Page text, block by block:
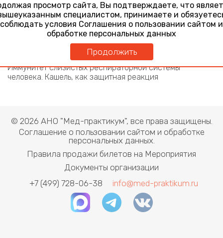
Участие в конференциях
Респираторные инфекции и бронхолегочные
заболевания. Современная диагностика, лечение и
Иммунитет слизистых респираторной системы
человека. Кашель, как защитная реакция
© 2026 АНО "Мед-практикум", все права защищены.
Соглашение о пользовании сайтом и обработке
персональных данных.
Правила продажи билетов на Мероприятия
Документы организации
+7 (499) 728-06-38
info@med-praktikum.ru
просмотр сайта, Вы подтверждаете, что
специалистом, принимаете и
соблюдать условия Соглашения о пользовании сайтом и
обработке персональных данных
Продолжить